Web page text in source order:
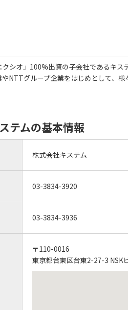
シオ」100%出資の子会社であるキ
NTTグループ企業をはじめとして、
テムの基本情報
株式会社キステム
03-3834-3920
03-3834-3936
〒110-0016
東京都台東区台東2-27-3 NSK